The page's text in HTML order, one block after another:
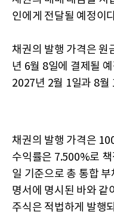
인에게 전달될 예정이
채권의 발행 가격은
년 6월 8일에 결제될
2027년 2월 1일과 8월
채권의 발행 가격은
수익률은 7.500%로
일 기준으로 총 통합
명서에 명시된 바와 같
주식은 적법하게 발행